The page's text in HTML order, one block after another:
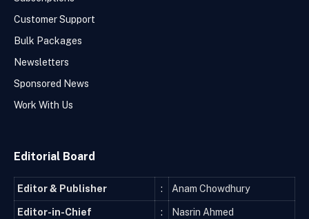
Customer Support
Bulk Packages
Newsletters
Sponsored News
Work With Us
Editorial Board
Editor & Publisher : Anam Chowdhury
Editor-in-Chief : Nasrin Ahmed